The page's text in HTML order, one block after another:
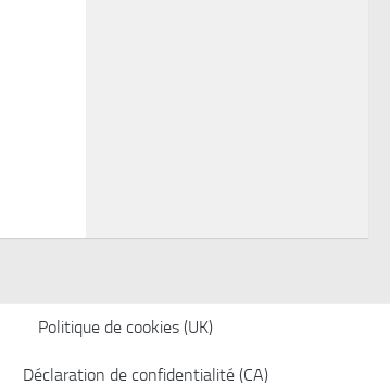
Politique de cookies (UK)
Déclaration de confidentialité (CA)